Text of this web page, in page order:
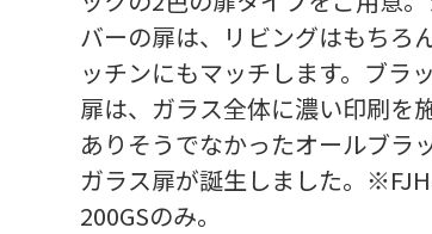
バーの扉は、リビングはもちろ
ッチンにもマッチします。ブラ
扉は、ガラス全体に濃い印刷を施
ありそうでなかったオールブラ
ガラス扉が誕生しました。
200GSのみ。